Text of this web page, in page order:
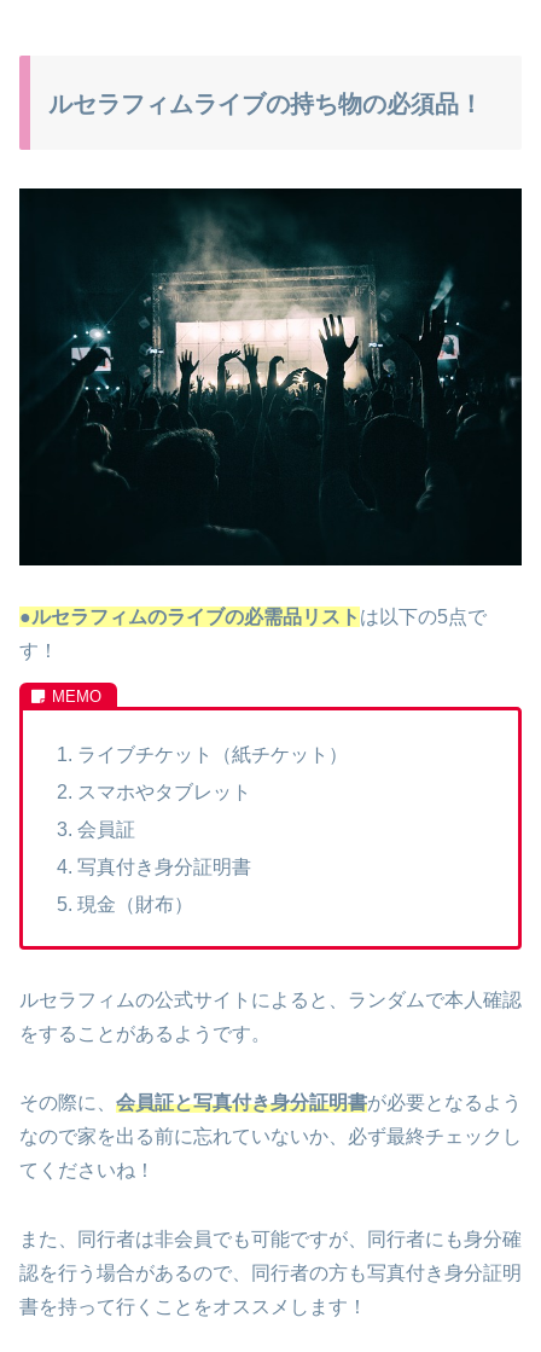
ルセラフィムライブの持ち物の必須品！
●ルセラフィムのライブの必需品リスト は以下の5点で
す！
ライブチケット（紙チケット）
スマホやタブレット
会員証
写真付き身分証明書
現金（財布）
ルセラフィムの公式サイトによると、ランダムで本人確認
をすることがあるようです。
その際に、 会員証と写真付き身分証明書が必要となるよう
なので家を出る前に忘れていないか、必ず最終チェックし
てくださいね！
また、同行者は非会員でも可能ですが、同行者にも身分確
認を行う場合があるので、同行者の方も写真付き身分証明
書を持って行くことをオススメします！